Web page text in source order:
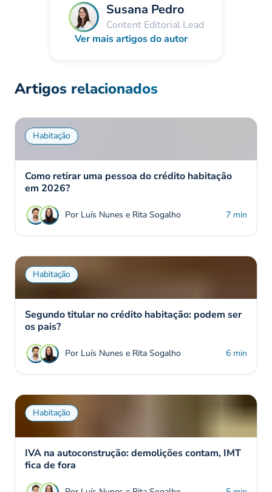
Susana Pedro
Content Editorial Lead
Ver mais artigos do autor
Artigos relacionados
Habitação
Como retirar uma pessoa do crédito habitação
em 2026?
Por Luís Nunes e Rita Sogalho 7 min
Habitação
Segundo titular no crédito habitação: podem ser
os pais?
Por Luís Nunes e Rita Sogalho 6 min
Habitação
IVA na autoconstrução: demolições contam, IMT
fica de fora